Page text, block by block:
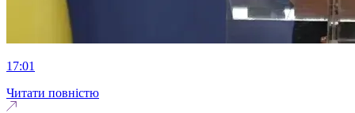
17:01
Читати повністю